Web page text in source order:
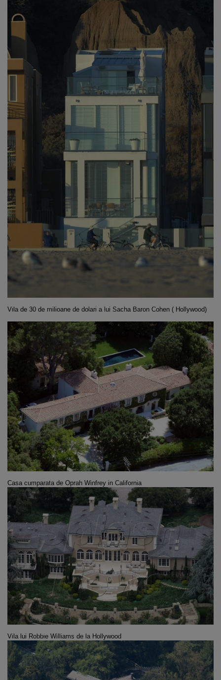
Vila de 30 de milioane de dolari a lui Sacha Baron Cohen ( Hollywood)
Casa cumparata de Oprah Winfrey in California
Vila lui Robbie Williams de la Hollywood